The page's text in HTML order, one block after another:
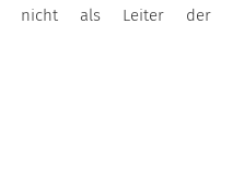
nicht als Leiter der
11.08.2017”